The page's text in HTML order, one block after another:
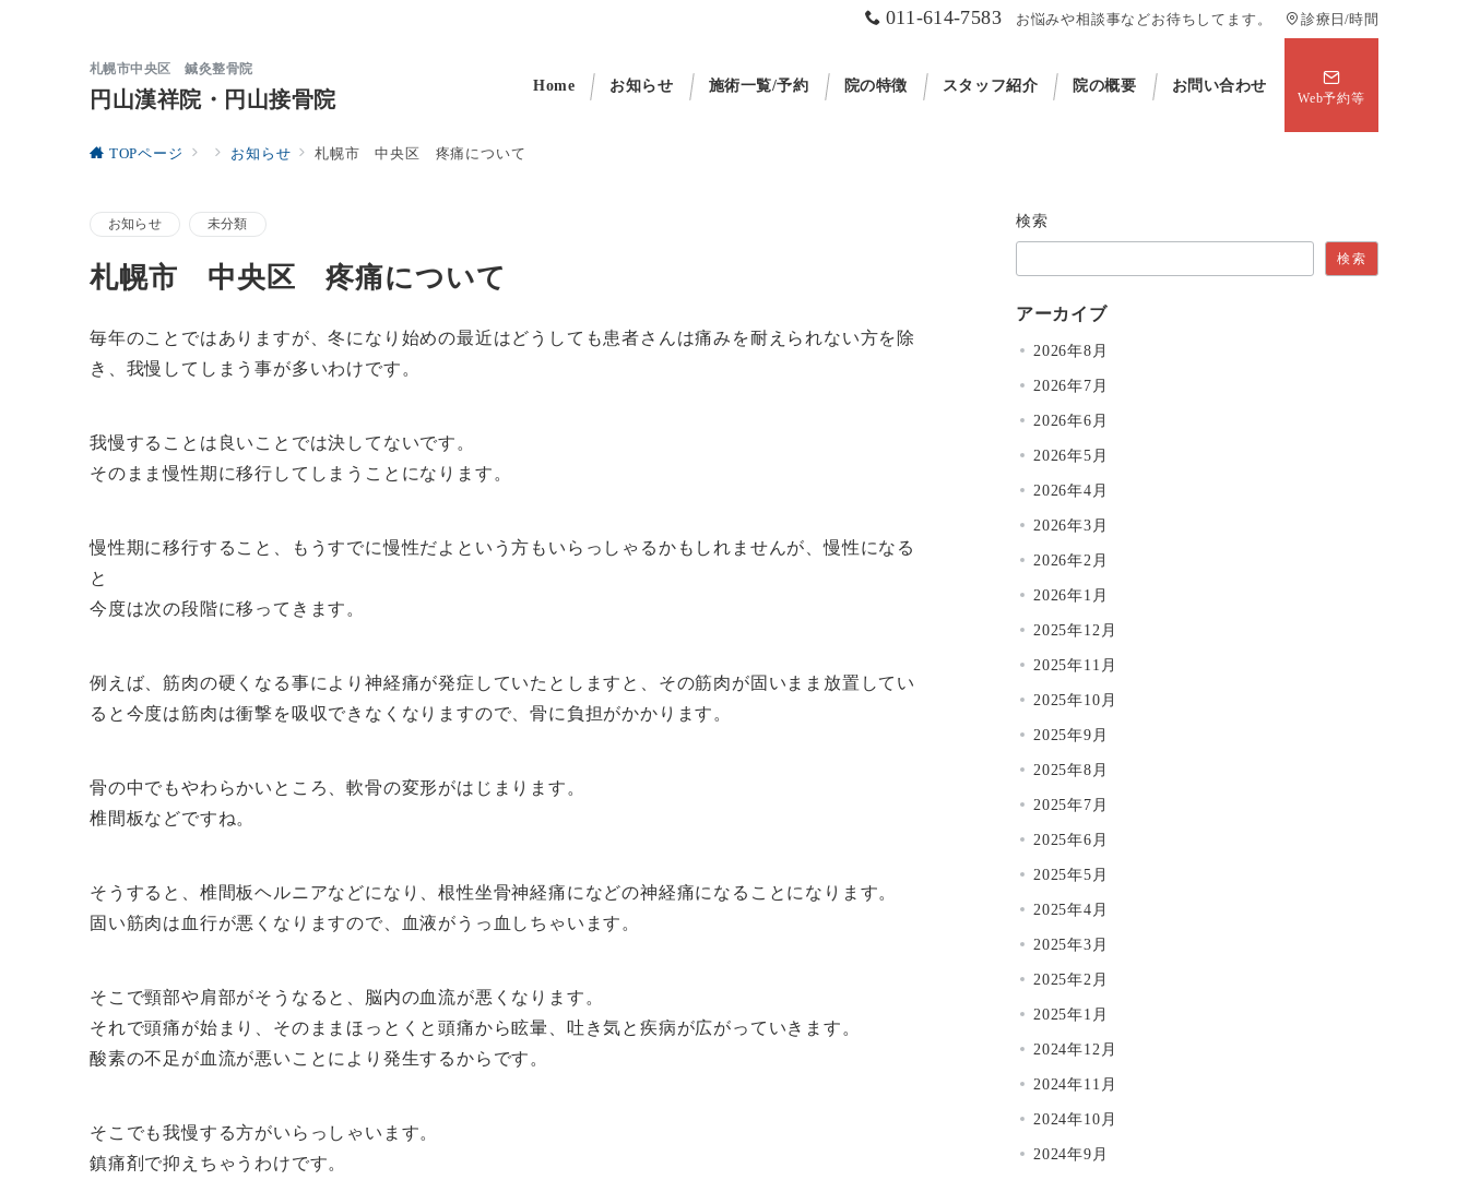
011-614-7583 お悩みや相談事などお待ちしてます。 診療日/時間
札幌市中央区 鍼灸整骨院
円山漢祥院・円山接骨院
Home お知らせ 施術一覧/予約 院の特徴 スタッフ紹介 院の概要 お問い合わせ
Web予約等
TOPページ お知らせ 札幌市 中央区 疼痛について
お知らせ 未分類
札幌市 中央区 疼痛について
毎年のことではありますが、冬になり始めの最近はどうしても患者さんは痛みを耐えられない方を除
き、我慢してしまう事が多いわけです。
我慢することは良いことでは決してないです。
そのまま慢性期に移行してしまうことになります。
慢性期に移行すること、もうすでに慢性だよという方もいらっしゃるかもしれませんが、慢性になる
と
今度は次の段階に移ってきます。
例えば、筋肉の硬くなる事により神経痛が発症していたとしますと、その筋肉が固いまま放置してい
ると今度は筋肉は衝撃を吸収できなくなりますので、骨に負担がかかります。
骨の中でもやわらかいところ、軟骨の変形がはじまります。
椎間板などですね。
そうすると、椎間板ヘルニアなどになり、根性坐骨神経痛になどの神経痛になることになります。
固い筋肉は血行が悪くなりますので、血液がうっ血しちゃいます。
そこで頸部や肩部がそうなると、脳内の血流が悪くなります。
それで頭痛が始まり、そのままほっとくと頭痛から眩暈、吐き気と疾病が広がっていきます。
酸素の不足が血流が悪いことにより発生するからです。
そこでも我慢する方がいらっしゃいます。
鎮痛剤で抑えちゃうわけです。
検索
検索
アーカイブ
2026年8月
2026年7月
2026年6月
2026年5月
2026年4月
2026年3月
2026年2月
2026年1月
2025年12月
2025年11月
2025年10月
2025年9月
2025年8月
2025年7月
2025年6月
2025年5月
2025年4月
2025年3月
2025年2月
2025年1月
2024年12月
2024年11月
2024年10月
2024年9月